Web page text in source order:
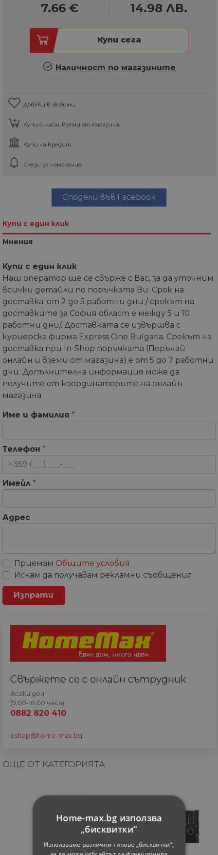
7.66 € 14.98 ЛВ.
Купи сега
Наличност по магазините
Добави в любими
Купи онлайн, вземи от магазина
Купи на Кредит
Следи за намаление
Сподели във Facebook
Купи с един клик
Мнения
Купи с един клик
Наш оператор ще се свърже с Вас, за да уточним
всички детайли по поръчката Ви. Срок на
доставка: от 2 до 5 работни дни / срокът на
доставките за София област е между 5 и 10
работни дни/. Доставката се извършва с
куриерска фирма Express One Bulgaria. Срокът на
доставка при In-Shop поръчката (Поръчай
онлайн и вземи от магазина) е от 5 до 7 работни
дни. Допълнителна информация може да
получите от координаторите на онлайн
магазина.
Име и фамилия *
Телефон *
Имейл *
Адрес
Приемам Общите условия
Искам да получавам рекламни съобщения
Свържете се с онлайн сътрудник
Всеки ден
(9.00-18.00 часа)
0882 820 410
eshop@home-max.bg
ОЩЕ ОТ КАТЕГОРИЯТА
Home-max.bg използва
„бисквитки“
Използваме различни типове „бисквитки“,